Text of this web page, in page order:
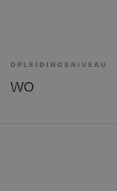
OPLEIDINGSNIVEAU
WO